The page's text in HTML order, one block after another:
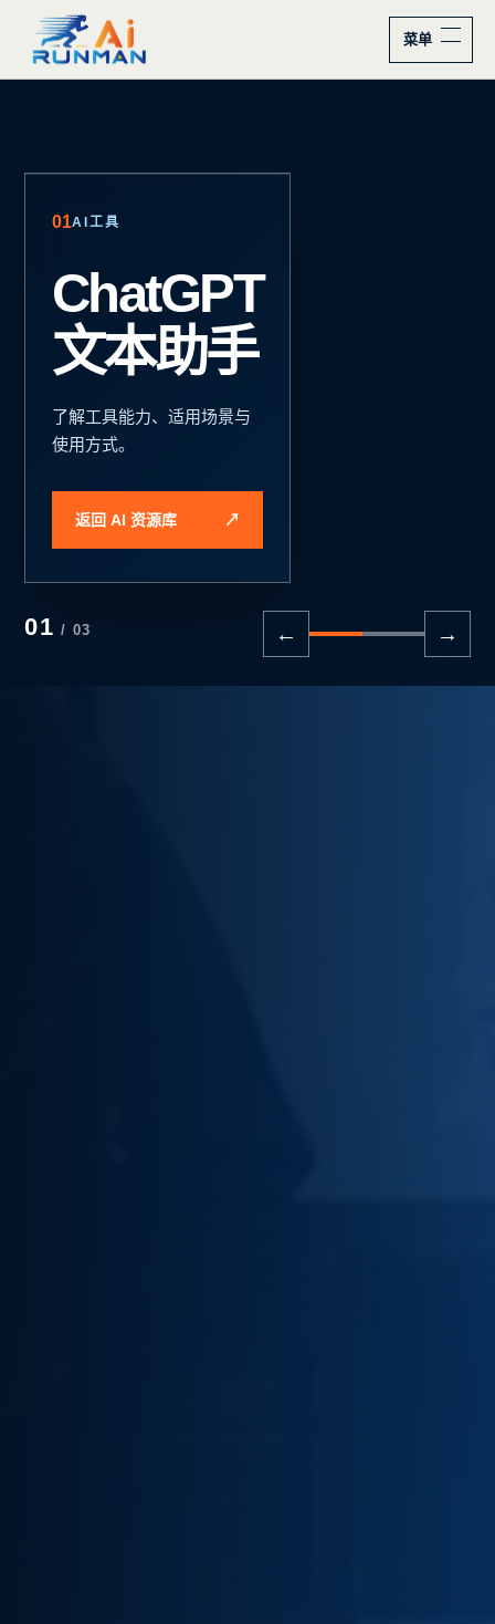
菜单
01 AI工具
ChatGPT
文本助手
了解工具能力、适用场景与
使用方式。
返回 AI 资源库 ↗
02
FROM REAL
从真
实场
景出
发
先明确业务问
题、使用者和验
模型、工具与实
← →
02 / 03